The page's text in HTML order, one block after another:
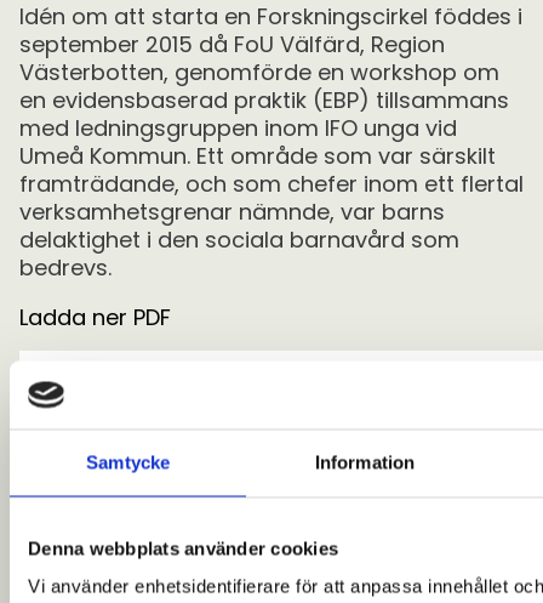
Samtycke Information
Denna webbplats använder cookies
Vi använder enhetsidentifierare för att anpassa innehållet
Idén om att starta en Forskningscirkel föddes i
september 2015 då FoU Välfärd, Region
Västerbotten, genomförde en workshop om
en evidensbaserad praktik (EBP) tillsammans
med ledningsgruppen inom IFO unga vid
Umeå Kommun. Ett område som var särskilt
framträdande, och som chefer inom ett flertal
verksamhetsgrenar nämnde, var barns
delaktighet i den sociala barnavård som
bedrevs.
Ladda ner PDF